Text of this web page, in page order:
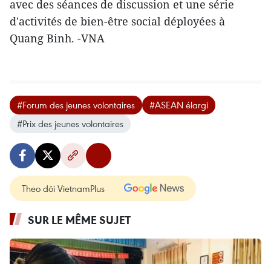
avec des séances de discussion et une série
d'activités de bien-être social déployées à
Quang Binh. -VNA
#Forum des jeunes volontaires
#ASEAN élargi
#Prix des jeunes volontaires
Theo dõi VietnamPlus
SUR LE MÊME SUJET